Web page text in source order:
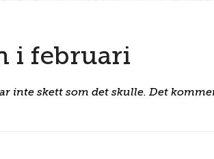
i februari
inte skett som det skulle. Det